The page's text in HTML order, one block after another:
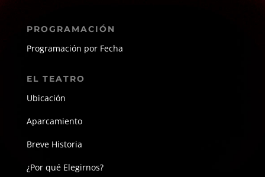
PROGRAMACIÓN
Programación por Fecha
EL TEATRO
Ubicación
Aparcamiento
Breve Historia
¿Por qué Elegirnos?